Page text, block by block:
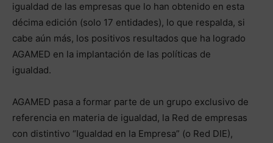
igualdad de las empresas que lo han obtenido en esta
décima edición (solo 17 entidades), lo que respalda, si
cabe aún más, los positivos resultados que ha logrado
AGAMED en la implantación de las políticas de
igualdad.
AGAMED pasa a formar parte de un grupo exclusivo de
referencia en materia de igualdad, la Red de empresas
con distintivo “Igualdad en la Empresa” (o Red DIE),